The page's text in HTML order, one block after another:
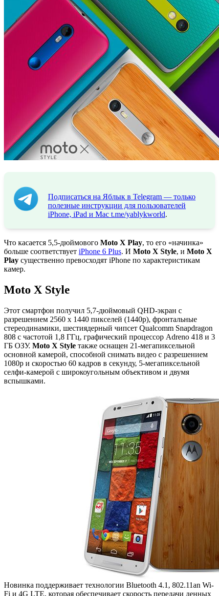
Подписаться на Яблык в Telegram — только
полезные инструкции для пользователей
iPhone, iPad и Mac t.me/yablykworld.
Что касается 5,5-дюймового Moto X Play, то его «начинка»
больше соответствует iPhone 6 Plus. И Moto X Style, и Moto X
Play существенно превосходят iPhone по характеристикам
камер.
Moto X Style
Этот смартфон получил 5,7-дюймовый QHD-экран с
разрешением 2560 х 1440 пикселей (1440p), фронтальные
стереодинамики, шестиядерный чипсет Qualcomm Snapdragon
808 с частотой 1,8 ГГц, графический процессор Adreno 418 и 3
ГБ ОЗУ. Moto X Style также оснащен 21-мегапиксельной
основной камерой, способной снимать видео с разрешением
1080p и скоростью 60 кадров в секунду, 5-мегапиксельной
селфи-камерой с широкоугольным объективом и двумя
вспышками.
Новинка поддерживает технологии Bluetooth 4.1, 802.11an Wi-
Fi и 4G LTE, которая обеспечивает скорость передачи денных